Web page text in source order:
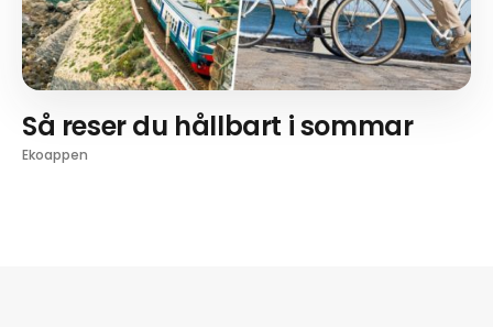
Så reser du hållbart i sommar
Ekoappen